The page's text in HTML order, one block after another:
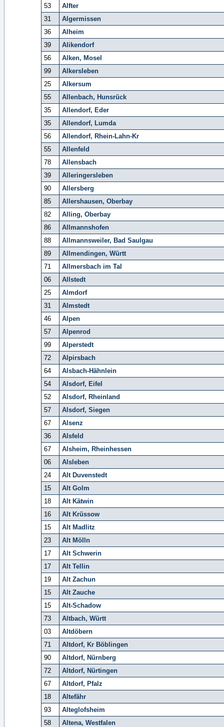
53
Alfter
31
Algermissen
36
Alheim
39
Alikendorf
56
Alken, Mosel
99
Alkersleben
25
Alkersum
55
Allenbach, Hunsrück
35
Allendorf, Eder
35
Allendorf, Lumda
56
Allendorf, Rhein-Lahn-Kr
55
Allenfeld
78
Allensbach
39
Alleringersleben
90
Allersberg
85
Allershausen, Oberbay
82
Alling, Oberbay
86
Allmannshofen
88
Allmannsweiler, Bad Saulgau
89
Allmendingen, Württ
71
Allmersbach im Tal
06
Allstedt
25
Almdorf
31
Almstedt
46
Alpen
57
Alpenrod
99
Alperstedt
72
Alpirsbach
64
Alsbach-Hähnlein
54
Alsdorf, Eifel
52
Alsdorf, Rheinland
57
Alsdorf, Siegen
67
Alsenz
36
Alsfeld
67
Alsheim, Rheinhessen
06
Alsleben
24
Alt Duvenstedt
15
Alt Golm
18
Alt Kätwin
16
Alt Krüssow
15
Alt Madlitz
23
Alt Mölln
17
Alt Schwerin
17
Alt Tellin
19
Alt Zachun
15
Alt Zauche
15
Alt-Schadow
73
Altbach, Württ
03
Altdöbern
71
Altdorf, Kr Böblingen
90
Altdorf, Nürnberg
72
Altdorf, Nürtingen
67
Altdorf, Pfalz
18
Altefähr
93
Alteglofsheim
58
Altena, Westfalen